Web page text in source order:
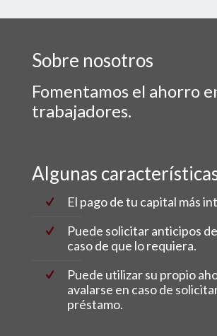
Sobre nosotros
Fomentamos el ahorro
trabajadores.
Algunas
El pago de tu capital más
Puede solicitar anticipos
caso de que lo requiera.
Puede utilizar su propio
avalarse en caso de
préstamo.